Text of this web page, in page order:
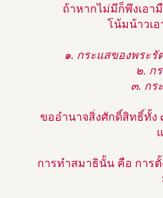
ถ้าหากไม่มีก็พึงเอา
โน้มน้าวเ
๑. กระแสของพระ
๒. ก
๓. กร
ขออำนาจสิ่งศักดิ์สิทธิ์ทั้ง
การทำสมาธินั้น คือ การ